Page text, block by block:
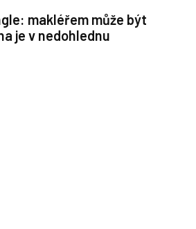
makléřem může být
je v nedohlednu